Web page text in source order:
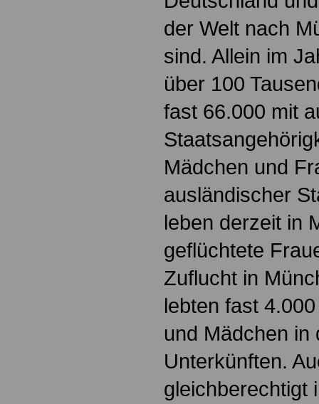
der Welt nach
sind. Allein im
über 100
fast 66.000 mit
Mädchen und
ausländischer
leben derzeit in
geflüchtete
Zuflucht in
lebten fast
und Mädchen in
Unterkünften.
gleichberechtigt